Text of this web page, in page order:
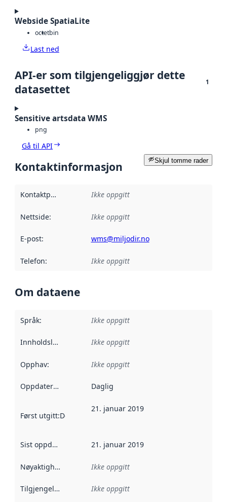
Webside SpatiaLite
octetbin
Last ned
API-er som tilgjengeliggjør dette
datasettet
1
Sensitive artsdata WMS
png
Gå til API
Skjul tomme rader
Kontaktinformasjon
Kontaktpunkt Ikke oppgitt
Nettside: Ikke oppgitt
E-post: wms@miljodir.no
Telefon: Ikke oppgitt
Om dataene
Språk: Ikke oppgitt
Innholdsleverandører :
Ikke oppgitt
Opphav: Ikke oppgitt
Oppdateringsfrekvens :
Daglig
Først utgitt:Denne datoen sier når dataene i dette
21. januar 2019
Sist oppdatert 21. januar 2019
Nøyaktighet Ikke oppgitt
Tilgjengelighet Ikke oppgitt